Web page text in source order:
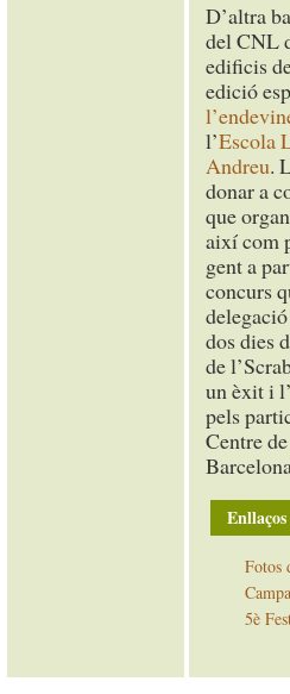
D’altra
del CNL
edificis
edició
l’Escola
Andreu.
donar a
que
així com
gent a
concurs
dos dies
de
un èxit i
pels
Centre
Fotos
5è